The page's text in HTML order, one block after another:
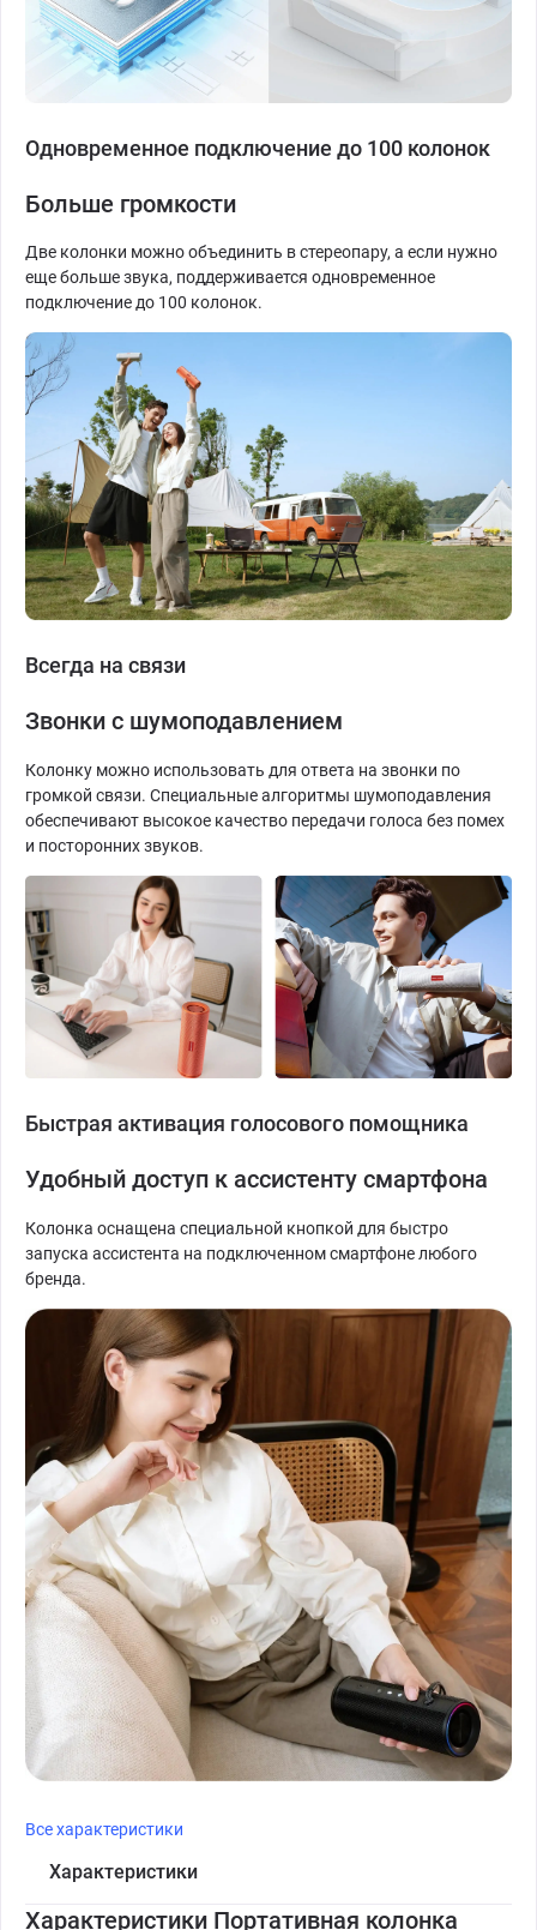
Одновременное подключение до 100 колонок
Больше громкости
Две колонки можно объединить в стереопару, а если нужно
еще больше звука, поддерживается одновременное
подключение до 100 колонок.
Всегда на связи
Звонки с шумоподавлением
Колонку можно использовать для ответа на звонки по
громкой связи. Специальные алгоритмы шумоподавления
обеспечивают высокое качество передачи голоса без помех
и посторонних звуков.
Быстрая активация голосового помощника
Удобный доступ к ассистенту смартфона
Колонка оснащена специальной кнопкой для быстро
запуска ассистента на подключенном смартфоне любого
бренда.
Все характеристики
Характеристики
Характеристики Портативная колонка